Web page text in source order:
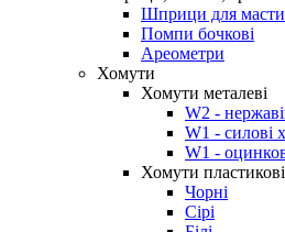
Шприци для
Помпи бочкові
Ареометри
Хомути
Хомути металеві
W2 -
W1 - силові
W1 -
Хомути пластикові
Чорні
Сірі